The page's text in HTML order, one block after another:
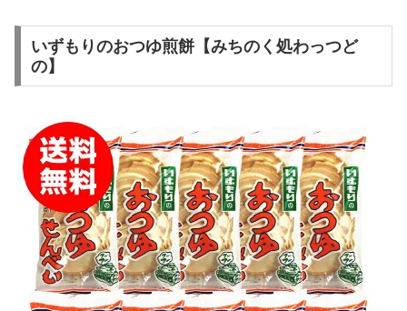
いずもりのおつゆ煎餅【みちのく処わっつど
の】